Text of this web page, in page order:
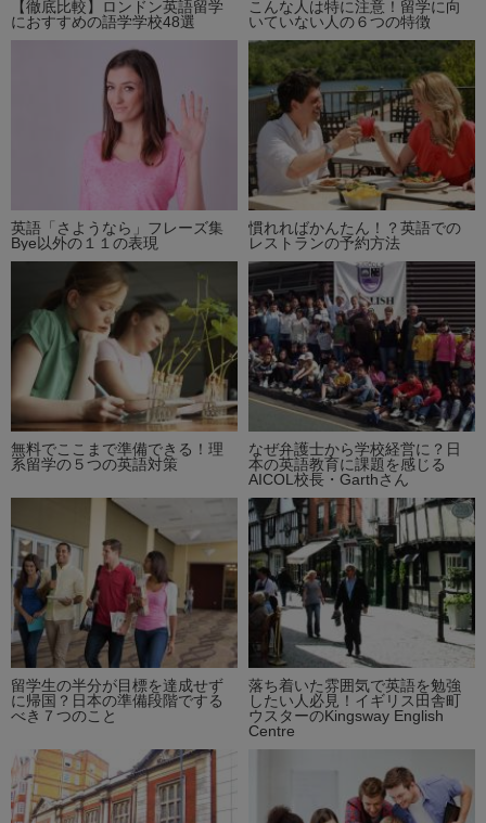
【徹底比較】ロンドン英語留学
におすすめの語学学校48選
こんな人は特に注意！留学に向
いていない人の６つの特徴
英語「さようなら」フレーズ集
Bye以外の１１の表現
慣れればかんたん！？英語での
レストランの予約方法
無料でここまで準備できる！理
系留学の５つの英語対策
なぜ弁護士から学校経営に？日
本の英語教育に課題を感じる
AICOL校長・Garthさん
留学生の半分が目標を達成せず
に帰国？日本の準備段階でする
べき７つのこと
落ち着いた雰囲気で英語を勉強
したい人必見！イギリス田舎町
ウスターのKingsway English
Centre